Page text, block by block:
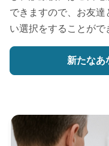
できますので、お友
い選択をすることがで
新たなあ